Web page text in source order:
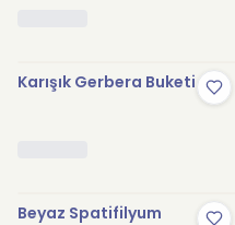
Karışık Gerbera Buketi
Beyaz Spatifilyum